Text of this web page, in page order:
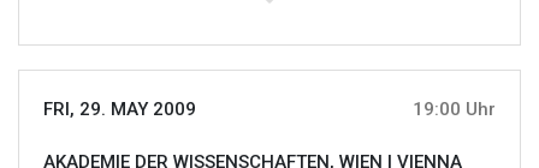
FRI, 29. MAY 2009 19:00 Uhr
AKADEMIE DER WISSENSCHAFTEN, WIEN | VIENNA